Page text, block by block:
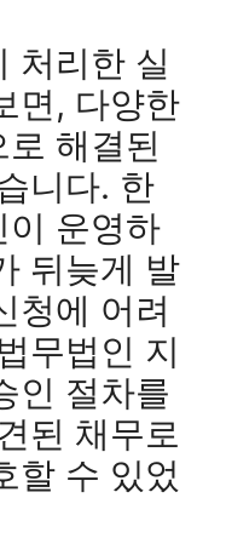
처리한 실
면, 다양한
해결된
니다. 한
이 운영하
뒤늦게 발
청에 어려
무법인 지
인 절차를
된 채무로
할 수 있었